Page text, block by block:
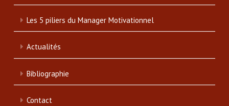
Les 5 piliers du Manager Motivationnel
Actualités
Bibliographie
Contact